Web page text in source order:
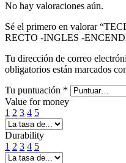
No hay valoraciones aún.
Sé el primero en valorar
RECTO -INGLES -
Tu dirección de correo
obligatorios están marcados
Tu puntuación *
Value for money
1 2 3 4 5
Durability
1 2 3 4 5